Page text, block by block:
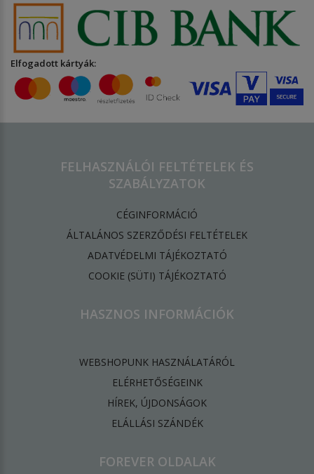
Elfogadott kártyák:
FELHASZNÁLÓI FELTÉTELEK ÉS
SZABÁLYZATOK
CÉGINFORMÁCIÓ
ÁLTALÁNOS SZERZŐDÉSI FELTÉTELEK
ADATVÉDELMI TÁJÉKOZTATÓ
​COOKIE (SÜTI) TÁJÉKOZTATÓ
HASZNOS INFORMÁCIÓK
WEBSHOPUNK HASZNÁLATÁRÓL
ELÉRHETŐSÉGEINK
HÍREK, ÚJDONSÁGOK
ELÁLLÁSI SZÁNDÉK
FOREVER OLDALAK